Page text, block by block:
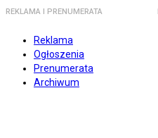
REKLAMA I PRENUMERATA
Reklama
Ogłoszenia
Prenumerata
Archiwum